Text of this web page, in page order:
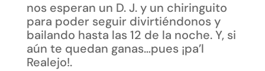
nos esperan un D. J. y un chiringuito
para poder seguir divirtiéndonos y
bailando hasta las 12 de la noche. Y, si
aún te quedan ganas…pues ¡pa’l
Realejo!.